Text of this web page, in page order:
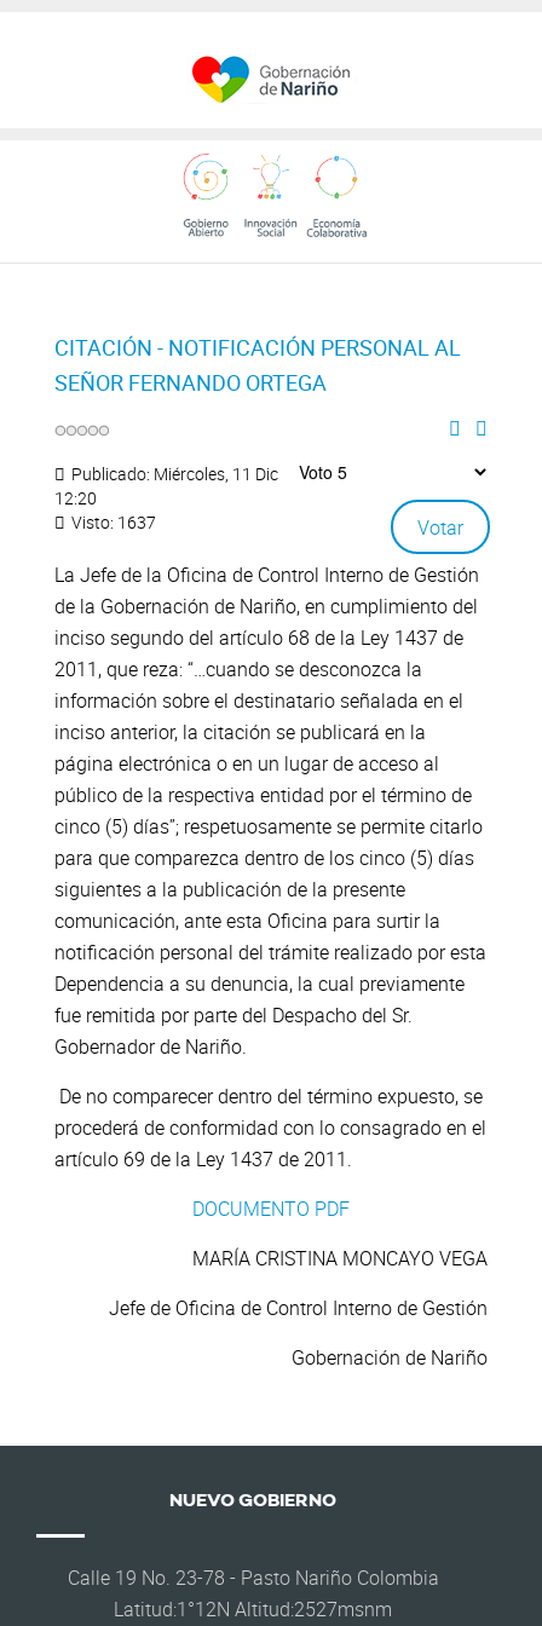
CITACIÓN - NOTIFICACIÓN PERSONAL AL
SEÑOR FERNANDO ORTEGA
Publicado: Miércoles, 11 Diciembre 2019
12:20
Visto: 1637
La Jefe de la Oficina de Control Interno de Gestión
de la Gobernación de Nariño, en cumplimiento del
inciso segundo del artículo 68 de la Ley 1437 de
2011, que reza: “…cuando se desconozca la
información sobre el destinatario señalada en el
inciso anterior, la citación se publicará en la
página electrónica o en un lugar de acceso al
público de la respectiva entidad por el término de
cinco (5) días”; respetuosamente se permite citarlo
para que comparezca dentro de los cinco (5) días
siguientes a la publicación de la presente
comunicación, ante esta Oficina para surtir la
notificación personal del trámite realizado por esta
Dependencia a su denuncia, la cual previamente
fue remitida por parte del Despacho del Sr.
Gobernador de Nariño.
De no comparecer dentro del término expuesto, se
procederá de conformidad con lo consagrado en el
artículo 69 de la Ley 1437 de 2011.
DOCUMENTO PDF
MARÍA CRISTINA MONCAYO VEGA
Jefe de Oficina de Control Interno de Gestión
Gobernación de Nariño
NUEVO GOBIERNO
Calle 19 No. 23-78 - Pasto Nariño Colombia
Latitud:1°12N Altitud:2527msnm